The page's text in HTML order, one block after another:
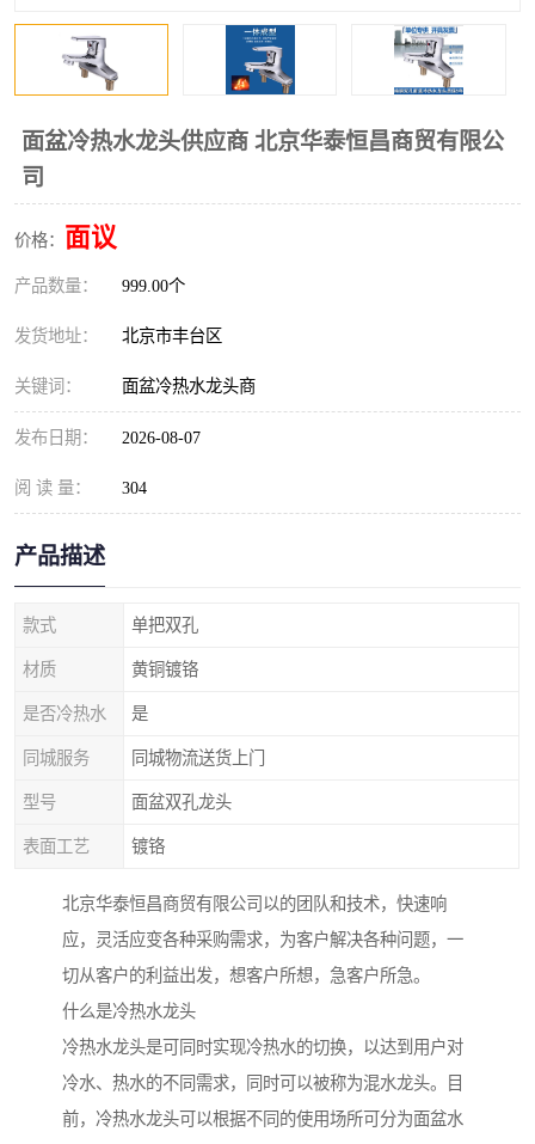
面盆冷热水龙头供应商 北京华泰恒昌商贸有限公
司
价格： 面议
产品数量： 999.00个
发货地址： 北京市丰台区
关键词： 面盆冷热水龙头商
发布日期： 2026-08-07
阅 读 量： 304
产品描述
款式 单把双孔
材质 黄铜镀铬
是否冷热水 是
同城服务 同城物流送货上门
型号 面盆双孔龙头
表面工艺 镀铬
北京华泰恒昌商贸有限公司以的团队和技术，快速响
应，灵活应变各种采购需求，为客户解决各种问题，一
切从客户的利益出发，想客户所想，急客户所急。
什么是冷热水龙头
冷热水龙头是可同时实现冷热水的切换，以达到用户对
冷水、热水的不同需求，同时可以被称为混水龙头。目
前，冷热水龙头可以根据不同的使用场所可分为面盆水